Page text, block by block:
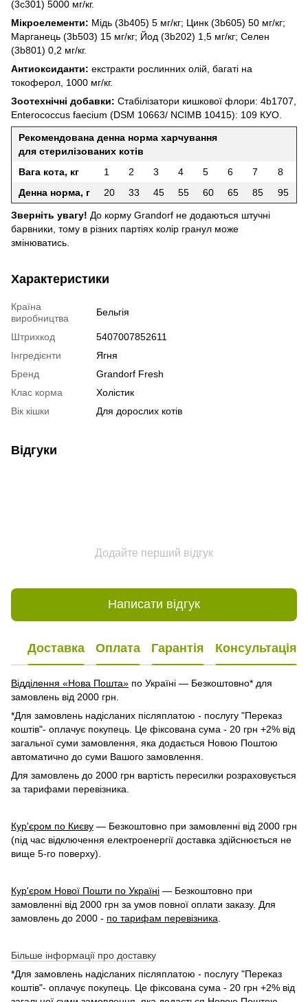
(3c301) 5000 мг/кг.
Мікроелементи: Мідь (3b405) 5 мг/кг; Цинк (3b605) 50 мг/кг;
Марганець (3b503) 15 мг/кг; Йод (3b202) 1,5 мг/кг; Селен
(3b801) 0,2 мг/кг.
Антиоксиданти: екстракти рослинних олій, багаті на
токоферол, 1000 мг/кг.
Зоотехнічні добавки: Стабілізатори кишкової флори: 4b1707,
Enterococcus faecium (DSM 10663/ NCIMB 10415): 109 КУО.
Рекомендована денна норма харчування
для стерилізованих котів
Вага кота, кг
1 2 3 4 5 6 7
8
Денна норма, г
20 33 45 55 60 65 85 95
Зверніть увагу! До корму Grandorf не додаються штучні
барвники, тому в різних партіях колір гранул може
змінюватись.
Характеристики
Країна
виробництва
Бельгія
Штрихкод
5407007852611
Інгредієнти
Ягня
Бренд
Grandorf Fresh
Клас корма
Холістик
Вік кішки
Для дорослих котів
Відгуки
Додайте перший відгук
Написати відгук
Доставка Оплата Гарантія Консультація
Відділення «Нова Пошта» по Україні — Безкоштовно* для
замовлень від 2000 грн.
*Для замовлень надісланих післяплатою - послугу "Переказ
коштів"- оплачує покупець. Це фіксована сума - 20 грн +2% від
загальної суми замовлення, яка додається Новою Поштою
автоматично до суми Вашого замовлення.
Для замовлень до 2000 грн вартість пересилки розраховується
за тарифами перевізника.
Кур'єром по Києву — Безкоштовно при замовленні від 2000 грн
(під час відключення електроенергії доставка здійснюється не
вище 5-го поверху).
Кур'єром Нової Пошти по Україні — Безкоштовно при
замовленні від 2000 грн за умов повної оплати заказу. Для
замовлень до 2000 - по тарифам перевізника
Більше інформації про доставку
*Для замовлень надісланих післяплатою - послугу "Переказ
коштів"- оплачує покупець. Це фіксована сума - 20 грн +2% від